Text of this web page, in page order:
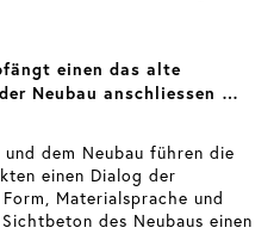
einen das alte
Neubau anschliessen …
dem Neubau führen die
einen Dialog der
Materialsprache und
des Neubaus einen